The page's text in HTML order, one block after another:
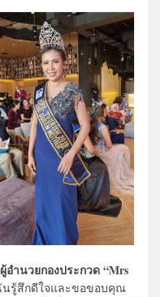
ำนวยกองประกวด “Mrs
นรู้สึกดีใจและขอขอบคุณ